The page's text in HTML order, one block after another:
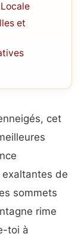
et
cet
de
sommets
rime
toi à